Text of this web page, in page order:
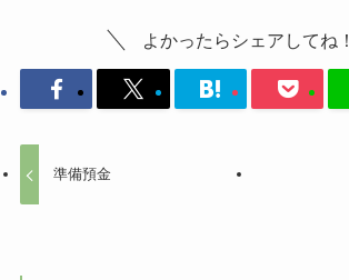
よかったらシェアしてね！
準備預金